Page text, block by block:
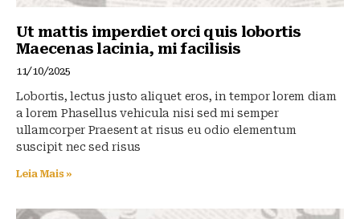
Ut mattis imperdiet orci quis lobortis
Maecenas lacinia, mi facilisis
11/10/2025
Lobortis, lectus justo aliquet eros, in tempor lorem diam
a lorem Phasellus vehicula nisi sed mi semper
ullamcorper Praesent at risus eu odio elementum
suscipit nec sed risus
Leia Mais »